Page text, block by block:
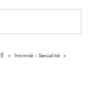
> Intimité - Sexualité >